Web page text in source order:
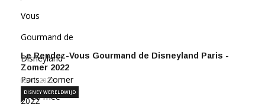
Le Rendez-Vous Gourmand de Disneyland Paris -
Zomer 2022
03-06-2022
DISNEY WERELDWIJD